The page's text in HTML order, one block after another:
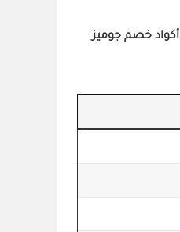
أكواد خصم جوميز